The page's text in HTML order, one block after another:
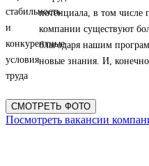
потенциала, в том
компании существуют
благодаря нашим
новые знания. И,
СМОТРЕТЬ ФОТО
Посмотреть вакансии